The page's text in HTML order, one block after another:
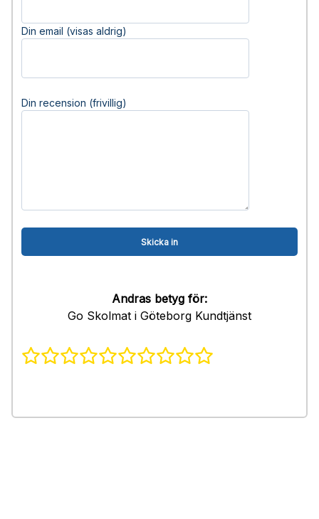
Din email (visas aldrig)
Din recension (frivillig)
Andras betyg för:
Go Skolmat i Göteborg Kundtjänst